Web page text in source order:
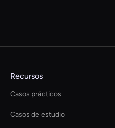
Recursos
Casos prácticos
Casos de estudio